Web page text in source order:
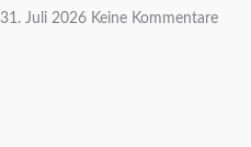
31. Juli 2026 Keine Kommentare